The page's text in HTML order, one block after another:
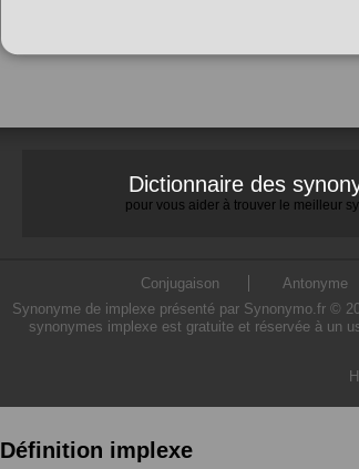
Dictionnaire des
pour vous aider à trouver le meilleur
Conjugaison Antonyme
Synonyme de implexe présenté par Synonymo.fr ©
synonymes implexe est gratuite et réservée à un
Définition implexe